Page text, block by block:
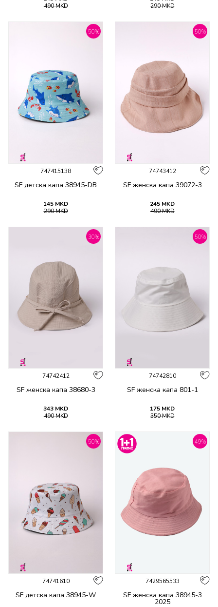
490MKD
290MKD
50%
747415138
SF детска капа 38945-DB
145 MKD
290MKD
50%
74743412
SF женска капа 39072-3
245 MKD
490MKD
30%
74742412
SF женска капа 38680-3
343 MKD
490MKD
50%
74742810
SF женска капа 801-1
175 MKD
350MKD
50%
74741610
SF детска капа 38945-W
49%
7429565533
SF женска капа 38945-3
2025